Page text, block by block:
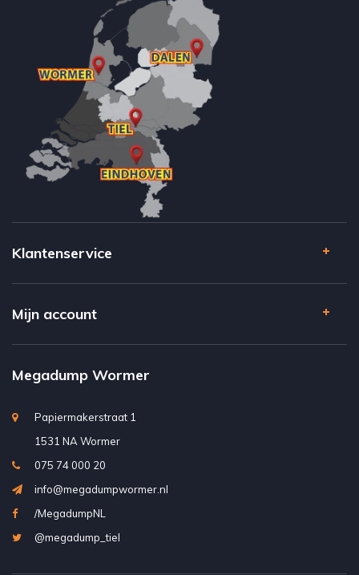
Klantenservice
Mijn account
Megadump Wormer
Papiermakerstraat 1
1531 NA Wormer
075 74 000 20
info@megadumpwormer.nl
/MegadumpNL
@megadump_tiel